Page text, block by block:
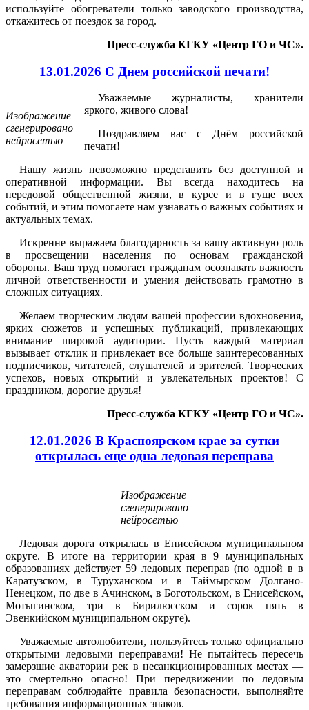
используйте обогреватели только заводского производства,
откажитесь от поездок за город.
Пресс-служба КГКУ «Центр ГО и ЧС».
13.01.2026 С Днем российской печати!
Изображение
сгенерировано
нейросетью
Уважаемые журналисты, хранители
яркого, живого слова!
Поздравляем вас с Днём российской
печати!
Нашу жизнь невозможно представить без доступной и
оперативной информации. Вы всегда находитесь на
передовой общественной жизни, в курсе и в гуще всех
событий, и этим помогаете нам узнавать о важных событиях и
актуальных темах.
Искренне выражаем благодарность за вашу активную роль
в просвещении населения по основам гражданской
обороны. Ваш труд помогает гражданам осознавать важность
личной ответственности и умения действовать грамотно в
сложных ситуациях.
Желаем творческим людям вашей профессии вдохновения,
ярких сюжетов и успешных публикаций, привлекающих
внимание широкой аудитории. Пусть каждый материал
вызывает отклик и привлекает все больше заинтересованных
подписчиков, читателей, слушателей и зрителей. Творческих
успехов, новых открытий и увлекательных проектов! С
праздником, дорогие друзья!
Пресс-служба КГКУ «Центр ГО и ЧС».
12.01.2026 В Красноярском крае за сутки
открылась еще одна ледовая переправа
Изображение
сгенерировано
нейросетью
Ледовая дорога открылась в Енисейском муниципальном
округе. В итоге на территории края в 9 муниципальных
образованиях действует 59 ледовых переправ (по одной в в
Каратузском, в Туруханском и в Таймырском Долгано-
Ненецком, по две в Ачинском, в Боготольском, в Енисейском,
Мотыгинском, три в Бирилюсском и сорок пять в
Эвенкийском муниципальном округе).
Уважаемые автолюбители, пользуйтесь только официально
открытыми ледовыми переправами! Не пытайтесь пересечь
замерзшие акватории рек в несанкционированных местах —
это смертельно опасно! При передвижении по ледовым
переправам соблюдайте правила безопасности, выполняйте
требования информационных знаков.